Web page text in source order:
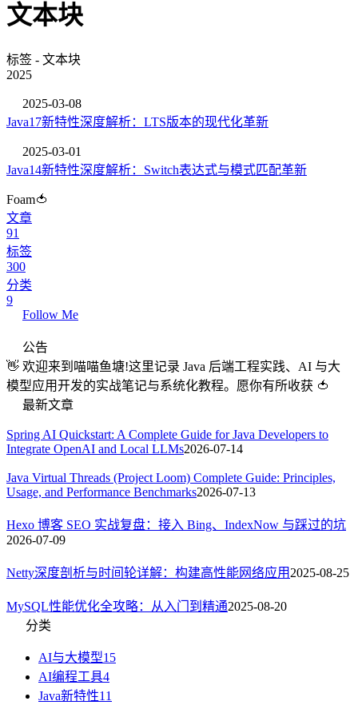
文本块
标签 - 文本块
2025
2025-03-08
Java17新特性深度解析：LTS版本的现代化革新
2025-03-01
Java14新特性深度解析：Switch表达式与模式匹配革新
Foam🍅
文章
91
标签
300
分类
9
Follow Me
公告
👋 欢迎来到喵喵鱼塘!这里记录 Java 后端工程实践、AI 与大
模型应用开发的实战笔记与系统化教程。愿你有所收获 🍅
最新文章
Spring AI Quickstart: A Complete Guide for Java Developers to
Integrate OpenAI and Local LLMs2026-07-14
Java Virtual Threads (Project Loom) Complete Guide: Principles,
Usage, and Performance Benchmarks2026-07-13
Hexo 博客 SEO 实战复盘：接入 Bing、IndexNow 与踩过的坑
2026-07-09
Netty深度剖析与时间轮详解：构建高性能网络应用 2025-08-25
MySQL性能优化全攻略：从入门到精通2025-08-20
分类
AI与大模型15
AI编程工具4
Java新特性11